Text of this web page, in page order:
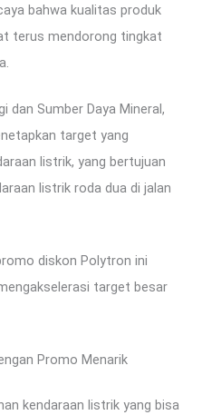
bahwa kualitas produk
terus mendorong tingkat
dan Sumber Daya Mineral,
target yang
listrik, yang bertujuan
listrik roda dua di jalan
diskon Polytron ini
target besar
Promo Menarik
kendaraan listrik yang bisa